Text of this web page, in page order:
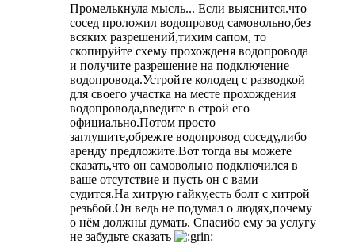
Промелькнула мысль... Если выяснится.что
сосед проложил водопровод самовольно,без
всяких разрешений,тихим сапом, то
скопируйте схему прохожденя водопровода
и получите разрешение на подключение
водопровода.Устройте колодец с разводкой
для своего участка на месте прохождения
водопровода,введите в строй его
официально.Потом просто
заглушите,обрежте водопровод соседу,либо
аренду предложите.Вот тогда вы можете
сказать,что он самовольно подключился в
ваше отсутствие и пусть он с вами
судится.На хитрую гайку,есть болт с хитрой
резьбой.Он ведь не подумал о людях,почему
о нём должны думать. Спасибо ему за услугу
не забудьте сказать